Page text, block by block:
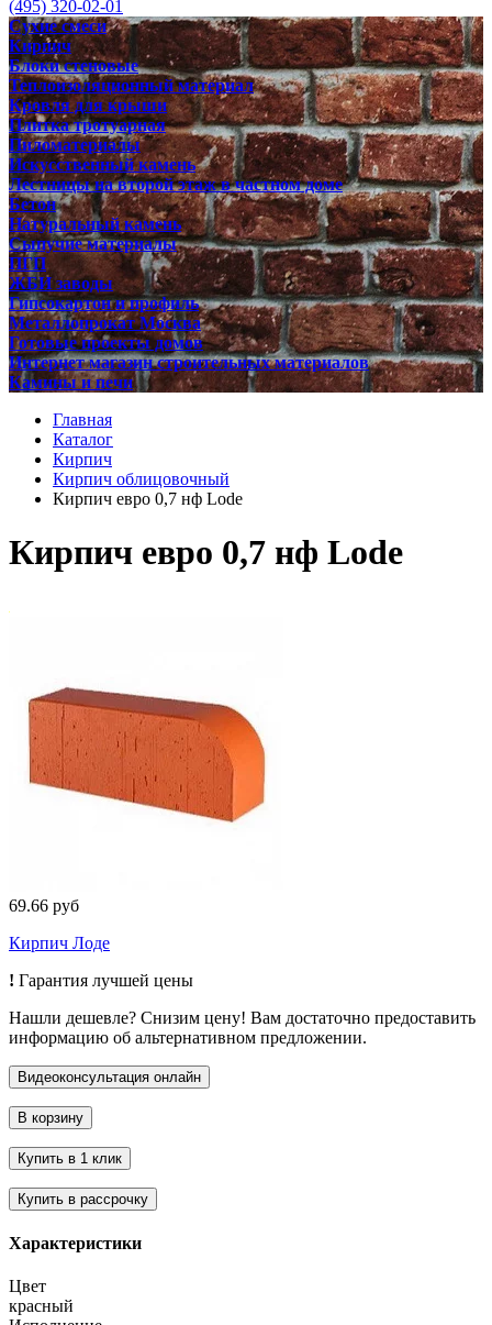
(495) 320-02-01
Сухие смеси
Кирпич
Блоки стеновые
Теплоизоляционный материал
Кровля для крыши
Плитка тротуарная
Пиломатериалы
Искусственный камень
Лестницы на второй этаж в частном доме
Бетон
Натуральный камень
Сыпучие материалы
ПГП
ЖБИ заводы
Гипсокартон и профиль
Металлопрокат Москва
Готовые проекты домов
Интернет магазин строительных материалов
Камины и печи
Главная
Каталог
Кирпич
Кирпич облицовочный
Кирпич евро 0,7 нф Lode
Кирпич евро 0,7 нф Lode
69.66 руб
Кирпич Лоде
! Гарантия лучшей цены
Нашли дешевле? Снизим цену! Вам достаточно предоставить
информацию об альтернативном предложении.
Характеристики
Цвет
красный